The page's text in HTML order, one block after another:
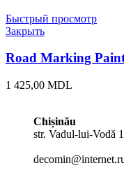
Быстрый просмотр
Закрыть
Road Marking
1 425,00 MDL
Chișinău
str. Vadul-lui-Vodă